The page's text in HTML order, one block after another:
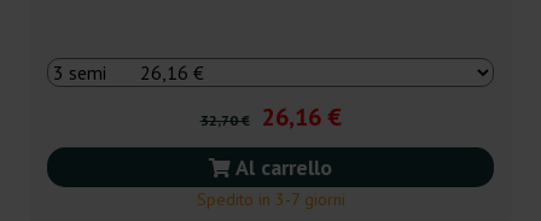
32,70 € 26,16 €
Al carrello
Spedito in 3-7 giorni